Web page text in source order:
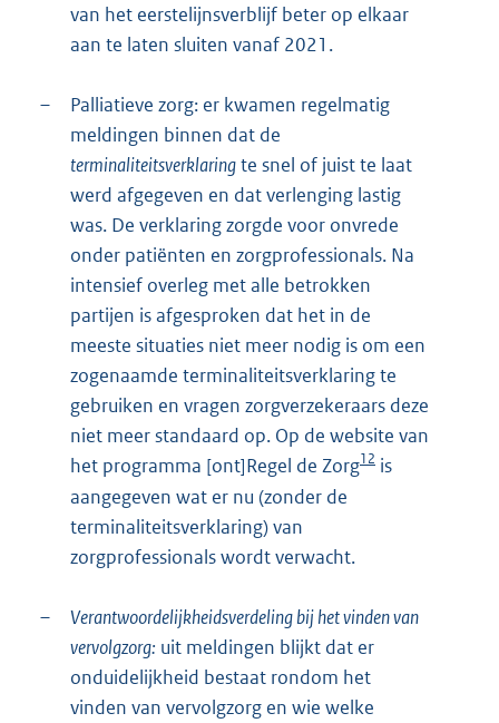
van het eerstelijnsverblijf beter op elkaar
aan te laten sluiten vanaf 2021.
–
Palliatieve zorg: er kwamen regelmatig
meldingen binnen dat de
terminaliteitsverklaringte snel of juist te laat
werd afgegeven en dat verlenging lastig
was. De verklaring zorgde voor onvrede
onder patiënten en zorgprofessionals. Na
intensief overleg met alle betrokken
partijen is afgesproken dat het in de
meeste situaties niet meer nodig is om een
zogenaamde terminaliteitsverklaring te
gebruiken en vragen zorgverzekeraars deze
niet meer standaard op. Op de website van
het programma [ont]Regel de Zorg12 is
aangegeven wat er nu (zonder de
terminaliteitsverklaring) van
zorgprofessionals wordt verwacht.
–
Verantwoordelijkheidsverdeling bij het vinden van
vervolgzorg: uit meldingen blijkt dat er
onduidelijkheid bestaat rondom het
vinden van vervolgzorg en wie welke